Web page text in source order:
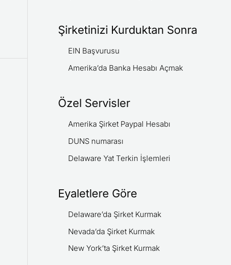
Şirketinizi Kurduktan Sonra
EIN Başvurusu
Amerika’da Banka Hesabı Açmak
Özel Servisler
Amerika Şirket Paypal Hesabı
DUNS numarası
Delaware Yat Terkin İşlemleri
Eyaletlere Göre
Delaware’da Şirket Kurmak
Nevada’da Şirket Kurmak
New York’ta Şirket Kurmak